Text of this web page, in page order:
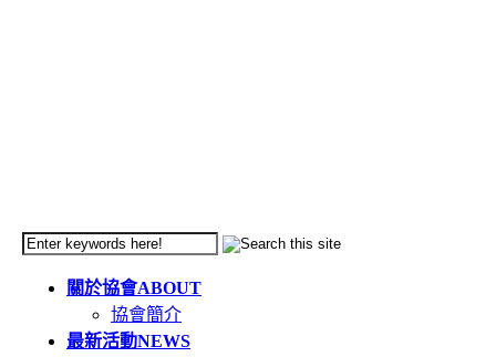
關於協會ABOUT
協會簡介
最新活動NEWS